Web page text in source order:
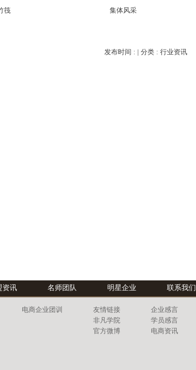
集体风采
发布时间 : | 分类 : 行业资讯
资讯 名师团队 明星企业 联系我们
电商企业团训
友情链接
非凡学院
官方微博
企业感言
学员感言
电商资讯